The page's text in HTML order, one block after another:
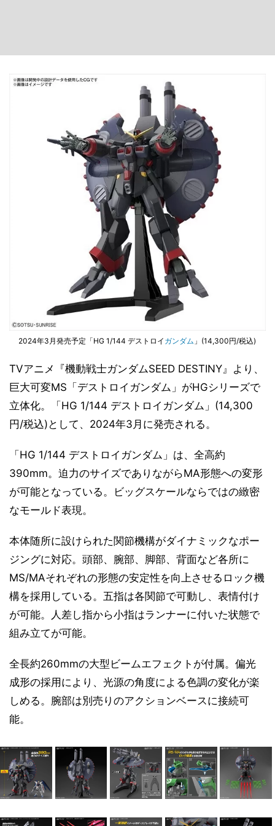
2024年3月発売予定「HG 1/144 デストロイ ガンダム 」(14,300円/税込)
TVアニメ『機動戦士ガンダムSEED DESTINY』より、
巨大可変MS「デストロイガンダム」がHGシリーズで
立体化。「HG 1/144 デストロイガンダム」(14,300
円/税込)として、2024年3月に発売される。
「HG 1/144 デストロイガンダム」は、全高約
390mm。迫力のサイズでありながらMA形態への変形
が可能となっている。ビッグスケールならではの緻密
なモールド表現。
本体随所に設けられた関節機構がダイナミックなポー
ジングに対応。頭部、腕部、脚部、背面など各所に
MS/MAそれぞれの形態の安定性を向上させるロック機
構を採用している。五指は各関節で可動し、表情付け
が可能。人差し指から小指はランナーに付いた状態で
組み立てが可能。
全長約260mmの大型ビームエフェクトが付属。偏光
成形の採用により、光源の角度による色調の変化が楽
しめる。腕部は別売りのアクションベースに接続可
能。